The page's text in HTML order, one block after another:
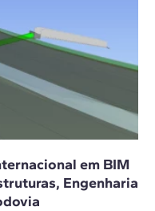
em BIM
Engenharia